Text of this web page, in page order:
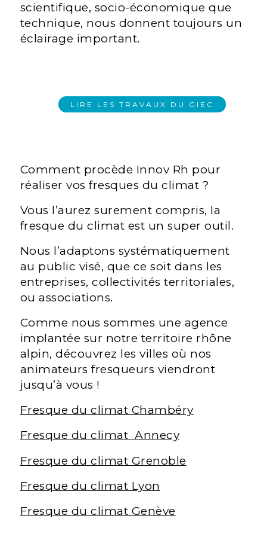
scientifique, socio-économique que
technique, nous donnent toujours un
éclairage important.
LIRE LES TRAVAUX DU GIEC
Comment procède Innov Rh pour
réaliser vos fresques du climat ?
Vous l’aurez surement compris, la
fresque du climat est un super outil.
Nous l’adaptons systématiquement
au public visé, que ce soit dans les
entreprises, collectivités territoriales,
ou associations.
Comme nous sommes une agence
implantée sur notre territoire rhône
alpin, découvrez les villes où nos
animateurs fresqueurs viendront
jusqu’à vous !
Fresque du climat Chambéry
Fresque du climat Annecy
Fresque du climat Grenoble
Fresque du climat Lyon
Fresque du climat Genève